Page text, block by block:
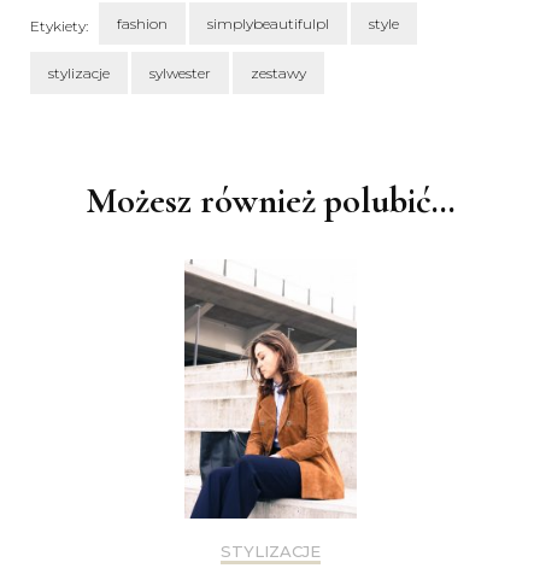
Etykiety: fashion simplybeautifulpl style
stylizacje sylwester zestawy
Możesz również polubić…
STYLIZACJE